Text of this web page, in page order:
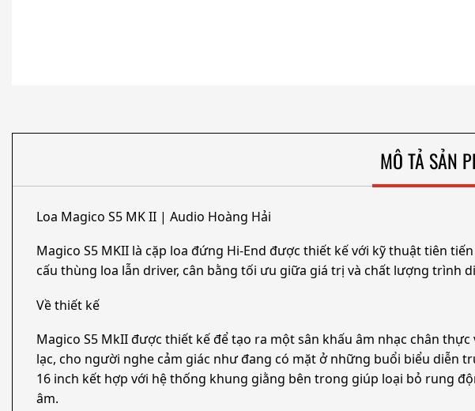
MÔ TẢ SẢN
Loa Magico S5 MK II | Audio Hoàng Hải
Magico S5 MKII là cặp loa đứng Hi-End được thiết kế với kỹ thuật tiên
cấu thùng loa lẫn driver, cân bằng tối ưu giữa giá trị và chất lượng trình
Về thiết kế
Magico S5 MkII được thiết kế để tạo ra một sân khấu âm nhạc chân
lạc, cho người nghe cảm giác như đang có mặt ở những buổi biểu diễn
16 inch kết hợp với hệ thống khung giằng bên trong giúp loại bỏ rung
âm.